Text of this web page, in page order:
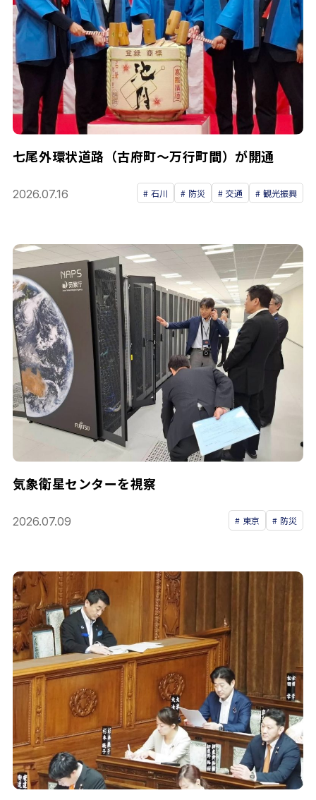
七尾外環状道路（古府町〜万行町間）が開通
2026.07.16 石川 防災 交通 観光振興
気象衛星センターを視察
2026.07.09 東京 防災